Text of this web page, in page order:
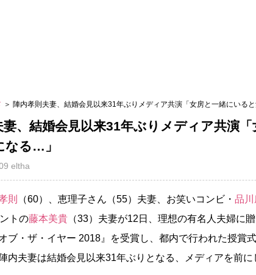
＞ 陣内孝則夫妻、結婚会見以来31年ぶりメディア共演「女房と一緒にいる
妻、結婚会見以来31年ぶりメディア共演
なる…」
eltha
則 （60）、恵理子さん（55）夫妻、お笑いコンビ・ 品川
トの藤本美貴 （33）夫妻が12日、理想の有名人夫婦に
ブ・ザ・イヤー 2018』を受賞し、都内で行われた授賞
内夫妻は結婚会見以来31年ぶりとなる、メディアを前に